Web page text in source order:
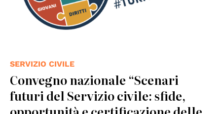
SERVIZIO CIVILE
Convegno nazionale “Scenari
futuri del Servizio civile: sfide,